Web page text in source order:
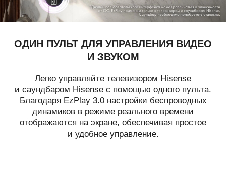
ОДИН ПУЛЬТ ДЛЯ УПРАВЛЕНИЯ ВИДЕО
И ЗВУКОМ
Легко управляйте телевизором Hisense
и саундбаром Hisense с помощью одного пульта.
Благодаря EzPlay 3.0 настройки беспроводных
динамиков в режиме реального времени
отображаются на экране, обеспечивая простое
и удобное управление.